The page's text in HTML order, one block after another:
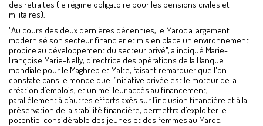
des retraites (le régime obligatoire pour les pensions civiles et
militaires).
"Au cours des deux dernières décennies, le Maroc a largement
modernisé son secteur financier et mis en place un environnement
propice au développement du secteur privé", a indiqué Marie-
Françoise Marie-Nelly, directrice des opérations de la Banque
mondiale pour le Maghreb et Malte, faisant remarquer que l'on
constate dans le monde que l’initiative privée est le moteur de la
création d’emplois, et un meilleur accès au financement,
parallèlement à d’autres efforts axés sur l’inclusion financière et à la
préservation de la stabilité financière, permettra d’exploiter le
potentiel considérable des jeunes et des femmes au Maroc.